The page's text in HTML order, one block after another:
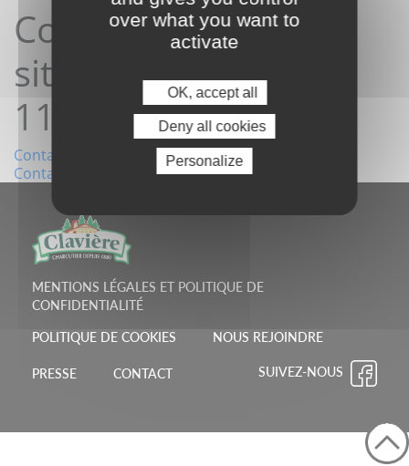
Contact depuis le
site16/12/2024
11:36:34
Navigation
l’article
Contact depuis le site10/12/2024 15:02:17
Contact depuis le site18/12/2024 09:15:26
MENTIONS LÉGALES ET POLITIQUE DE
CONFIDENTIALITÉ
POLITIQUE DE COOKIES NOUS REJOINDRE
PRESSE CONTACT SUIVEZ-NOUS
over what you want to
activate
OK, accept all
Deny all cookies
Personalize